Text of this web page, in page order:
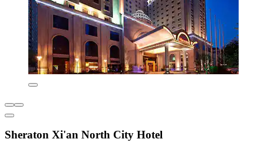
Sheraton Xi'an North City Hotel